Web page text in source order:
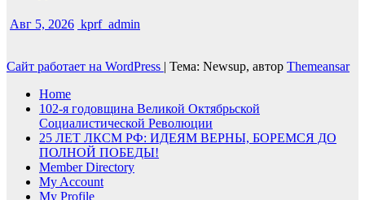
Авг 5, 2026 kprf_admin
Сайт работает на WordPress | Тема: Newsup, автор Themeansar
Home
102-я годовщина Великой Октябрьской
Социалистической Революции
25 ЛЕТ ЛКСМ РФ: ИДЕЯМ ВЕРНЫ, БОРЕМСЯ ДО
ПОЛНОЙ ПОБЕДЫ!
Member Directory
My Account
My Profile